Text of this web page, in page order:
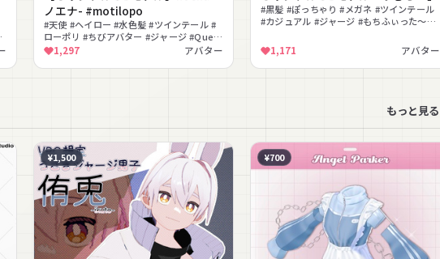
ノエナ- #motilopo
#天使 #ヘイロー #水色髪 #ツインテール #
ローポリ #ちびアバター #ジャージ #Quest
対応 #lilToon対応 #VRM対応
1,297 アバター
#黒髪 #ぽっちゃり #メガネ #ツインテール
#カジュアル #ジャージ #もちふぃった〜対
1,171
アバター
もっと見る
¥1,500 ¥700